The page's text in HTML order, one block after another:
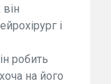
і
робить
на його